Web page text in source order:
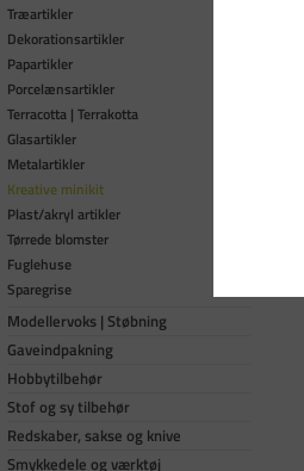
Træartikler
Dekorationsartikler
Papartikler
Porcelænsartikler
Terracotta | Terrakotta
Glasartikler
Metalartikler
Kreative minikit
Plast/akryl artikler
Tørrede blomster
Fuglehuse
Sparegrise
Modellervoks | Støbning
Gaveindpakning
Hobbytilbehør
Stof og sy tilbehør
Redskaber, sakse og knive
Smykkedele og værktøj